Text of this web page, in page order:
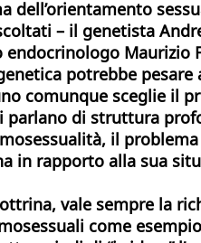
dell’orientamento
– il genetista
potrebbe
comunque sceglie il
di struttura
il
in rapporto alla sua
vale sempre la
come